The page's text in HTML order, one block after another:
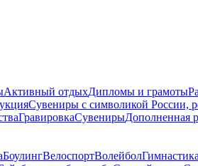
Активный отдыхДипломы и грамоты
Сувениры с символикой России,
ГравировкаСувенирыДополненная
БоулингВелоспортВолейболГимнастика